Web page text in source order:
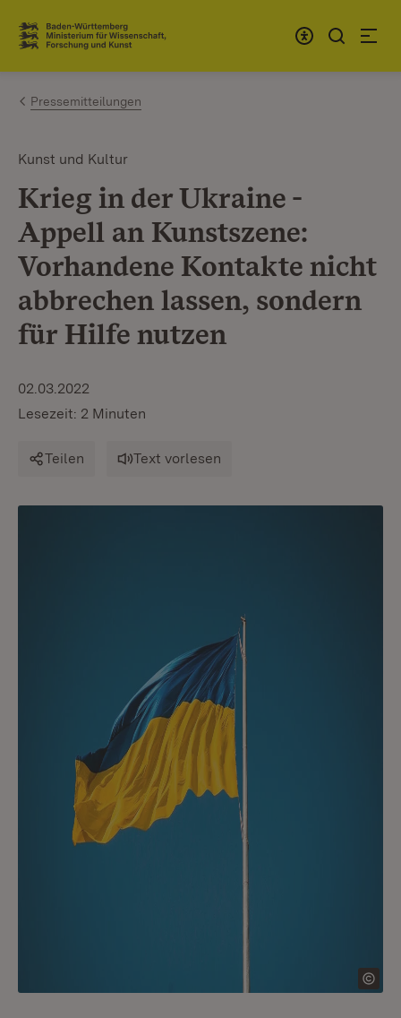
Zum Inhalt springen
Link zur Startseite
Pressemitteilungen
Kunst und Kultur
Krieg in der Ukraine -
Appell an Kunstszene:
Vorhandene Kontakte nicht
abbrechen lassen, sondern
für Hilfe nutzen
02.03.2022
Lesezeit: 2 Minuten
Teilen Text vorlesen